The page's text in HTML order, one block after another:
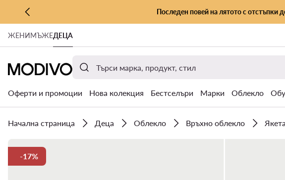
КЪМ ОСНОВНОТО СЪДЪРЖАНИЕ
КЪМ ТЪРСЕНЕ
Последен повей на лятото с отстъпки
ЖЕНИМЪЖЕДЕЦА
Оферти и промоции Нова колекция Бестселъри Марки Облекло
Начална страница Деца Облекло Връхно облекло Якета
-17%